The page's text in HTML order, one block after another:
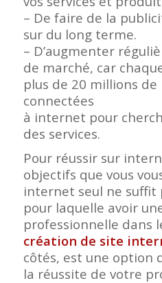
– De faire de la
sur du long terme.
– D’augmenter
de marché, car
plus de 20 millions
connectées
à internet pour
des services.
Pour réussir sur
objectifs que vous
internet seul ne suffit
pour laquelle avoir
professionnelle dans
création de site
côtés, est une option
la réussite de votre